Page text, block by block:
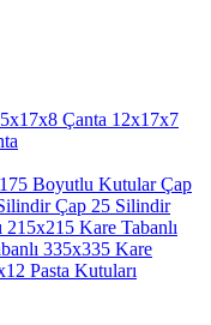
Çanta 12x17x7
Boyutlu KutularÇap
Çap 25 Silindir
215x215 Kare Tabanlı
335x335 Kare
Pasta Kutuları